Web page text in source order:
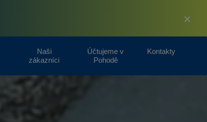
Naši
zákazníci
Účtujeme v
Pohodě
Kontakty